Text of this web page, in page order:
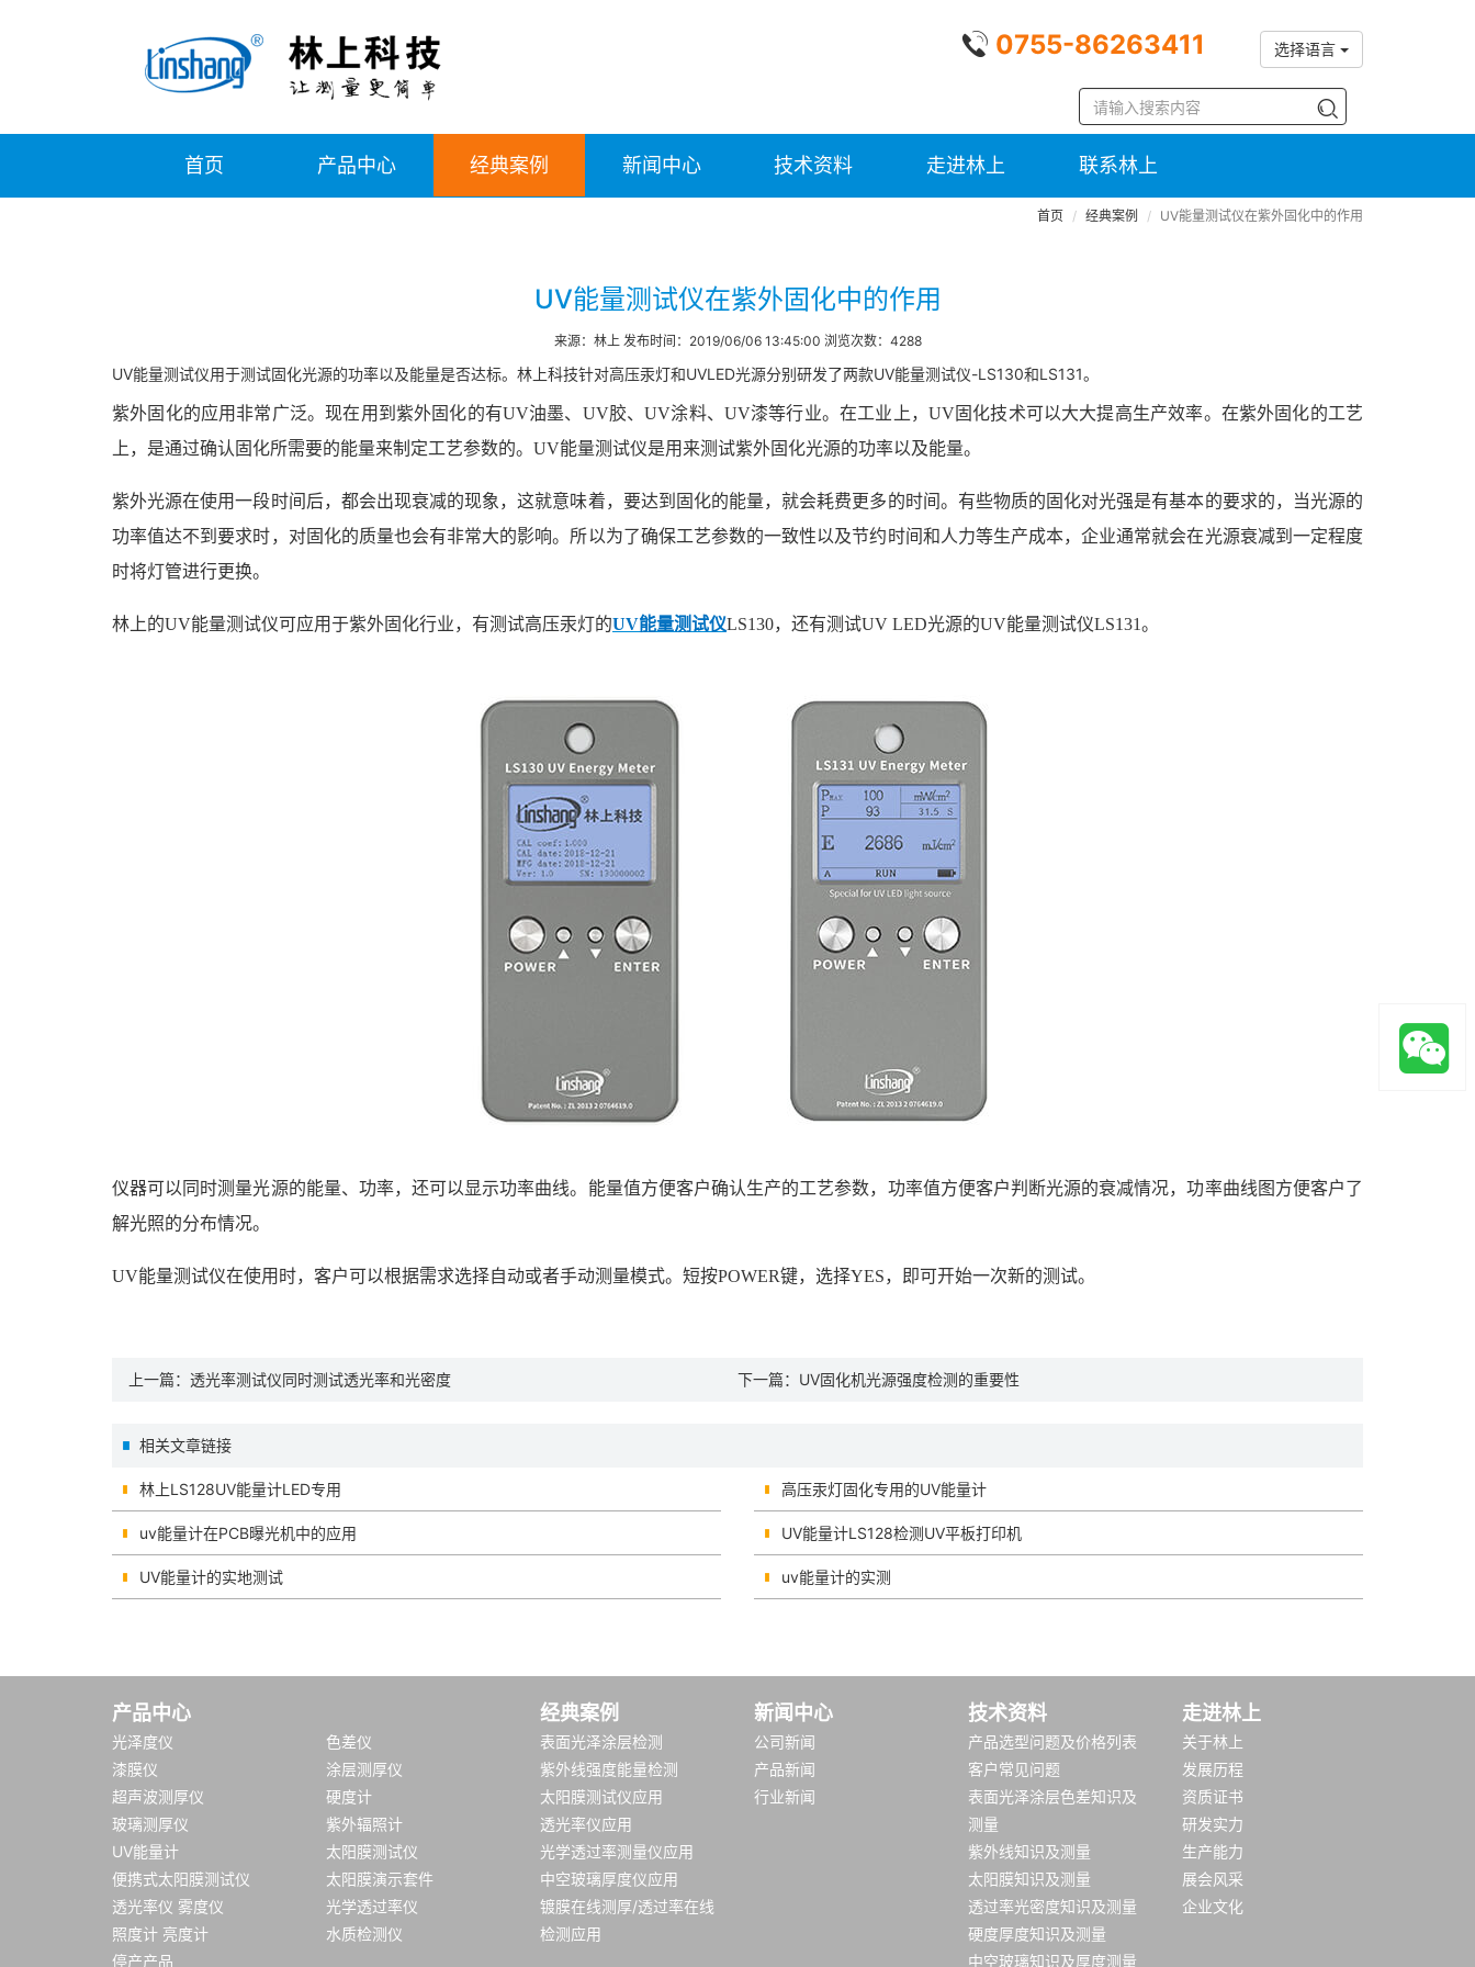
0755-86263411 选择语言
首页 产品中心 经典案例 新闻中心 技术资料 走进林上 联系林上
首页 经典案例 UV能量测试仪在紫外固化中的作用
UV能量测试仪在紫外固化中的作用
来源：林上 发布时间：2019/06/06 13:45:00 浏览次数：4288
UV能量测试仪用于测试固化光源的功率以及能量是否达标。林上科技针对高压汞灯和UVLED光源分别研发了两款UV能量测试仪-LS130和LS131。
紫外固化的应用非常广泛。现在用到紫外固化的有UV油墨、UV胶、UV涂料、UV漆等行业。在工业上，UV固化技术可以大大提高生产效率。在紫外固化的工艺
上，是通过确认固化所需要的能量来制定工艺参数的。UV能量测试仪是用来测试紫外固化光源的功率以及能量。
紫外光源在使用一段时间后，都会出现衰减的现象，这就意味着，要达到固化的能量，就会耗费更多的时间。有些物质的固化对光强是有基本的要求的，当光源的
功率值达不到要求时，对固化的质量也会有非常大的影响。所以为了确保工艺参数的一致性以及节约时间和人力等生产成本，企业通常就会在光源衰减到一定程度
时将灯管进行更换。
林上的UV能量测试仪可应用于紫外固化行业，有测试高压汞灯的UV能量测试仪LS130，还有测试UV LED光源的UV能量测试仪LS131。
仪器可以同时测量光源的能量、功率，还可以显示功率曲线。能量值方便客户确认生产的工艺参数，功率值方便客户判断光源的衰减情况，功率曲线图方便客户了
解光照的分布情况。
UV能量测试仪在使用时，客户可以根据需求选择自动或者手动测量模式。短按POWER键，选择YES，即可开始一次新的测试。
上一篇： 透光率测试仪同时测试透光率和光密度 下一篇： UV固化机光源强度检测的重要性
相关文章链接
林上LS128UV能量计LED专用 高压汞灯固化专用的UV能量计
uv能量计在PCB曝光机中的应用 UV能量计LS128检测UV平板打印机
UV能量计的实地测试 uv能量计的实测
产品中心
光泽度仪
色差仪
漆膜仪
涂层测厚仪
超声波测厚仪
硬度计
玻璃测厚仪
紫外辐照计
UV能量计
太阳膜测试仪
便携式太阳膜测试仪
太阳膜演示套件
透光率仪 雾度仪
光学透过率仪
照度计 亮度计
水质检测仪
停产产品
经典案例
表面光泽涂层检测
紫外线强度能量检测
太阳膜测试仪应用
透光率仪应用
光学透过率测量仪应用
中空玻璃厚度仪应用
镀膜在线测厚/透过率在线
检测应用
新闻中心
公司新闻
产品新闻
行业新闻
技术资料
产品选型问题及价格列表
客户常见问题
表面光泽涂层色差知识及
测量
紫外线知识及测量
太阳膜知识及测量
透过率光密度知识及测量
硬度厚度知识及测量
中空玻璃知识及厚度测量
走进林上
关于林上
发展历程
资质证书
研发实力
生产能力
展会风采
企业文化